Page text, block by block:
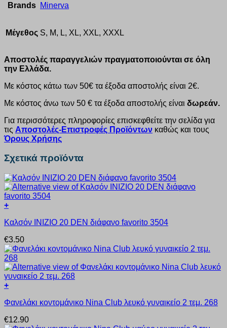
Brands Minerva
Μέγεθος S, M, L, XL, XXL, XXXL
Αποστολές παραγγελιών πραγματοποιούνται σε όλη
την Ελλάδα.
Με κόστος κάτω των 50€ τα έξοδα αποστολής είναι 2€.
Με κόστος άνω των 50 € τα έξοδα αποστολής είναι δωρεάν.
Για περισσότερες πληροφορίες επισκεφθείτε την σελίδα για
τις Αποστολές-Επιστροφές Προϊόντων καθώς και τους
Όρους Χρήσης
Σχετικά προϊόντα
+
το
έχει
πολλαπλές
παραλλαγές.
Οι
επιλογές
μπορούν
επιλεγούν
σελίδα
Καλσόν INIZIO 20 DEN διάφανο favorito 3504
€3.50
+
το
έχει
Φανελάκι κοντομάνικο Nina Club λευκό γυναικείο 2 τεμ. 268
€12.90